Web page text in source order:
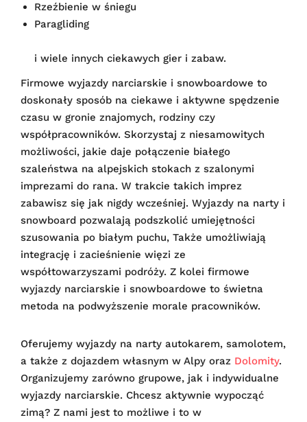
Rzeźbienie w śniegu
Paragliding
i wiele innych ciekawych gier i zabaw.
Firmowe wyjazdy narciarskie i snowboardowe to
doskonały sposób na ciekawe i aktywne spędzenie
czasu w gronie znajomych, rodziny czy
współpracowników. Skorzystaj z niesamowitych
możliwości, jakie daje połączenie białego
szaleństwa na alpejskich stokach z szalonymi
imprezami do rana. W trakcie takich imprez
zabawisz się jak nigdy wcześniej. Wyjazdy na narty i
snowboard pozwalają podszkolić umiejętności
szusowania po białym puchu, Także umożliwiają
integrację i zacieśnienie więzi ze
współtowarzyszami podróży. Z kolei firmowe
wyjazdy narciarskie i snowboardowe to świetna
metoda na podwyższenie morale pracowników.
Oferujemy wyjazdy na narty autokarem, samolotem,
a także z dojazdem własnym w Alpy oraz Dolomity.
Organizujemy zarówno grupowe, jak i indywidualne
wyjazdy narciarskie. Chcesz aktywnie wypocząć
zimą? Z nami jest to możliwe i to w